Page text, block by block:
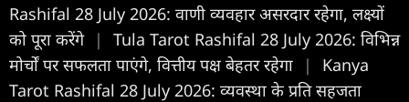
Rashifal 28 July 2026: वाणी व्यवहार असरदार रहेगा, लक्ष्यों
को पूरा करेंगे |
Tula Tarot Rashifal 28 July 2026: विभिन्न
मोर्चों पर सफलता पाएंगे, वित्तीय पक्ष बेहतर रहेगा
|
Kanya
Tarot Rashifal 28 July 2026: व्यवस्था के प्रति सहजता